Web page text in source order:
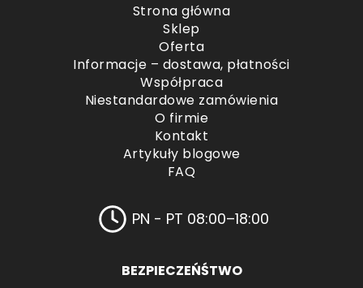
Strona główna
Sklep
Oferta
Informacje – dostawa, płatności
Współpraca
Niestandardowe zamówienia
O firmie
Kontakt
Artykuły blogowe
FAQ
PN - PT 08:00–18:00
BEZPIECZEŃŚTWO